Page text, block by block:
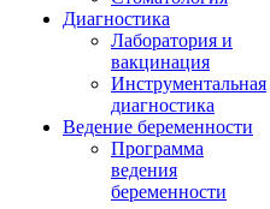
Диагностика
Лаборатория и
вакцинация
Инструментальная
диагностика
Ведение беременности
Программа
ведения
беременности